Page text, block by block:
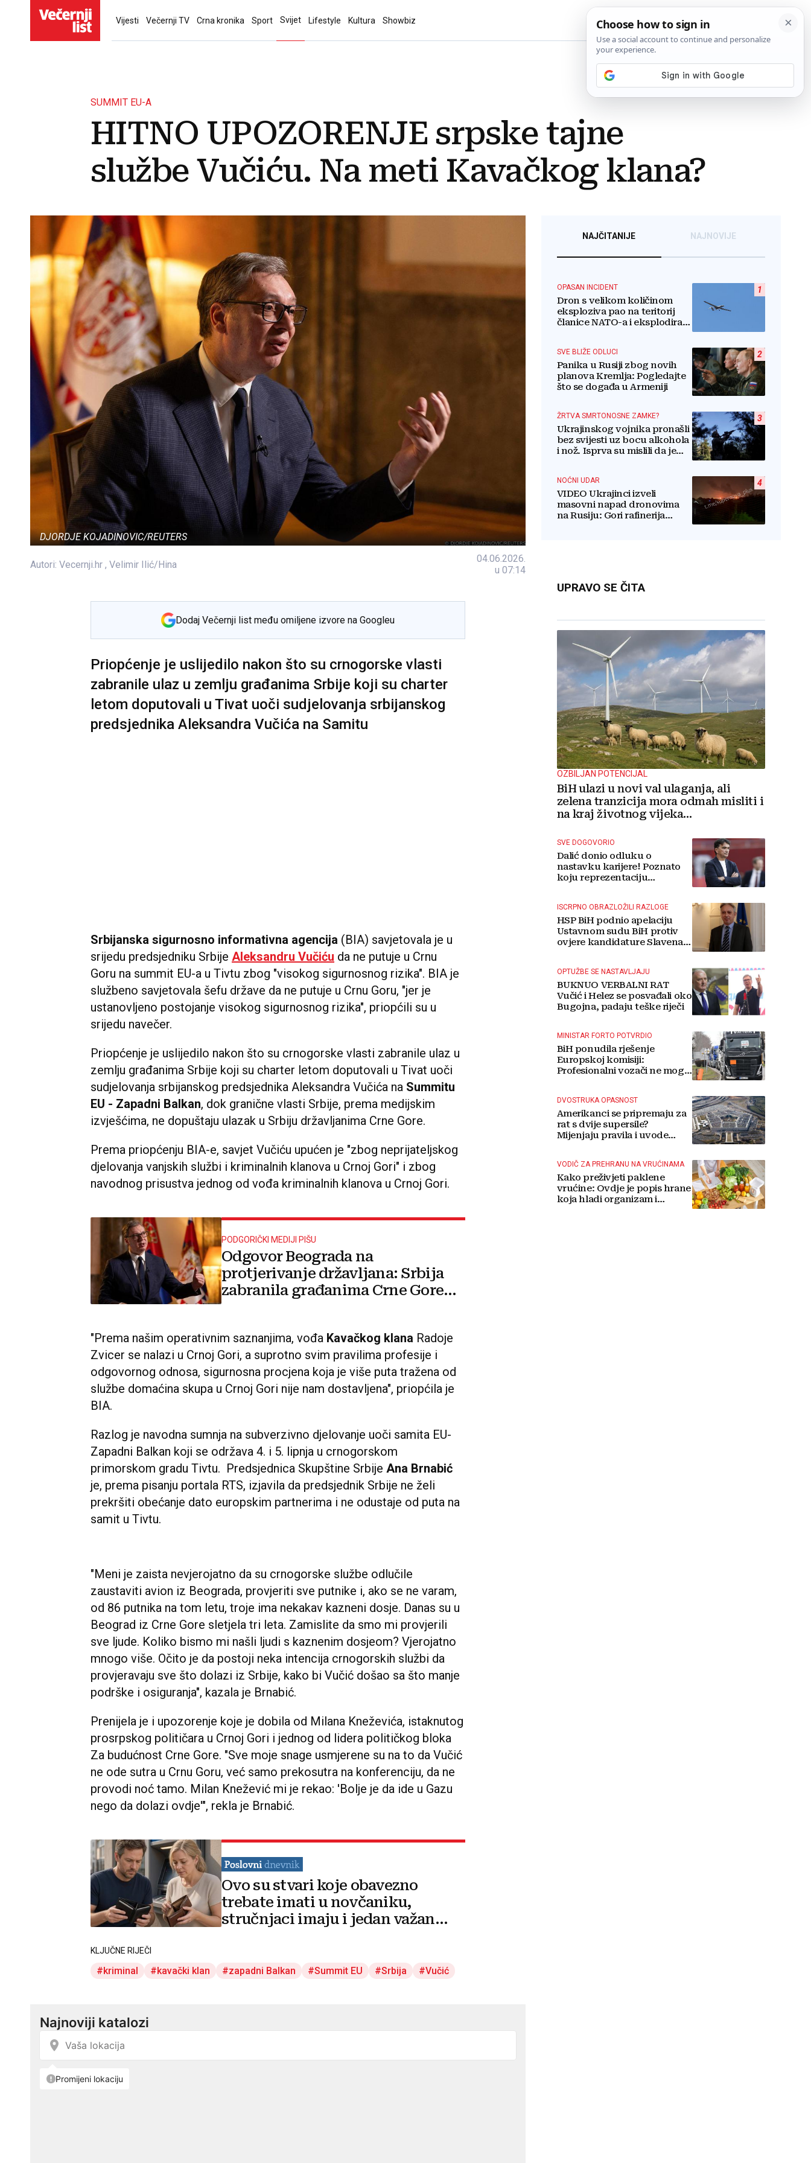
Vijesti Večernji TV Crna kronika Sport Svijet Lifestyle Kultura Showbiz
SUMMIT EU-A
HITNO UPOZORENJE srpske tajne
službe Vučiću. Na meti Kavačkog klana?
DJORDJE KOJADINOVIC/REUTERS
Autori: Vecernji.hr , Velimir Ilić/Hina
04.06.2026.
u 07:14
Dodaj Večernji list među omiljene izvore na Googleu
Priopćenje je uslijedilo nakon što su crnogorske vlasti
zabranile ulaz u zemlju građanima Srbije koji su charter
letom doputovali u Tivat uoči sudjelovanja srbijanskog
predsjednika Aleksandra Vučića na Samitu
Srbijanska sigurnosno informativna agencija (BIA) savjetovala je u
srijedu predsjedniku Srbije Aleksandru Vučiću da ne putuje u Crnu
Goru na summit EU-a u Tivtu zbog "visokog sigurnosnog rizika". BIA je
službeno savjetovala šefu države da ne putuje u Crnu Goru, "jer je
ustanovljeno postojanje visokog sigurnosnog rizika", priopćili su u
srijedu navečer.
Priopćenje je uslijedilo nakon što su crnogorske vlasti zabranile ulaz u
zemlju građanima Srbije koji su charter letom doputovali u Tivat uoči
sudjelovanja srbijanskog predsjednika Aleksandra Vučića na Summitu
EU - Zapadni Balkan, dok granične vlasti Srbije, prema medijskim
izvješćima, ne dopuštaju ulazak u Srbiju državljanima Crne Gore.
Prema priopćenju BIA-e, savjet Vučiću upućen je "zbog neprijateljskog
djelovanja vanjskih službi i kriminalnih klanova u Crnoj Gori" i zbog
navodnog prisustva jednog od vođa kriminalnih klanova u Crnoj Gori.
PODGORIČKI MEDIJI PIŠU
Odgovor Beograda na
protjerivanje državljana: Srbija
zabranila građanima Crne Gore
"Prema našim operativnim saznanjima, vođa Kavačkog klana Radoje
Zvicer se nalazi u Crnoj Gori, a suprotno svim pravilima profesije i
odgovornog odnosa, sigurnosna procjena koja je više puta tražena od
službe domaćina skupa u Crnoj Gori nije nam dostavljena", priopćila je
BIA.
Razlog je navodna sumnja na subverzivno djelovanje uoči samita EU-
Zapadni Balkan koji se održava 4. i 5. lipnja u crnogorskom
primorskom gradu Tivtu. Predsjednica Skupštine Srbije Ana Brnabić
je, prema pisanju portala RTS, izjavila da predsjednik Srbije ne želi
prekršiti obećanje dato europskim partnerima i ne odustaje od puta na
samit u Tivtu.
"Meni je zaista nevjerojatno da su crnogorske službe odlučile
zaustaviti avion iz Beograda, provjeriti sve putnike i, ako se ne varam,
od 86 putnika na tom letu, troje ima nekakav kazneni dosje. Danas su u
Beograd iz Crne Gore sletjela tri leta. Zamislite da smo mi provjerili
sve ljude. Koliko bismo mi našli ljudi s kaznenim dosjeom? Vjerojatno
mnogo više. Očito je da postoji neka intencija crnogorskih službi da
provjeravaju sve što dolazi iz Srbije, kako bi Vučić došao sa što manje
podrške i osiguranja", kazala je Brnabić.
Prenijela je i upozorenje koje je dobila od Milana Kneževića, istaknutog
prosrpskog političara u Crnoj Gori i jednog od lidera političkog bloka
Za budućnost Crne Gore. "Sve moje snage usmjerene su na to da Vučić
ne ode sutra u Crnu Goru, već samo prekosutra na konferenciju, da ne
provodi noć tamo. Milan Knežević mi je rekao: 'Bolje je da ide u Gazu
nego da dolazi ovdje'", rekla je Brnabić.
Ovo su stvari koje obavezno
trebate imati u novčaniku,
stručnjaci imaju i jedan važan
KLJUČNE RIJEČI
kriminal kavački klan zapadni Balkan Summit EU Srbija Vučić
NAJČITANIJE NAJNOVIJE
1
OPASAN INCIDENT
Dron s velikom količinom
eksploziva pao na teritorij
članice NATO-a i eksplodirao
2
SVE BLIŽE ODLUCI
Panika u Rusiji zbog novih
planova Kremlja: Pogledajte
što se događa u Armeniji
3
ŽRTVA SMRTONOSNE ZAMKE?
Ukrajinskog vojnika pronašli
bez svijesti uz bocu alkohola
i nož. Isprva su mislili da je
4
NOĆNI UDAR
VIDEO Ukrajinci izveli
masovni napad dronovima
na Rusiju: Gori rafinerija
UPRAVO SE ČITA
OZBILJAN POTENCIJAL
BiH ulazi u novi val ulaganja, ali
zelena tranzicija mora odmah misliti i
na kraj životnog vijeka
SVE DOGOVORIO
Dalić donio odluku o
nastavku karijere! Poznato
koju reprezentaciju
ISCRPNO OBRAZLOŽILI RAZLOGE
HSP BiH podnio apelaciju
Ustavnom sudu BiH protiv
ovjere kandidature Slavena
OPTUŽBE SE NASTAVLJAJU
BUKNUO VERBALNI RAT
Vučić i Helez se posvađali oko
Bugojna, padaju teške riječi
MINISTAR FORTO POTVRDIO
BiH ponudila rješenje
Europskoj komisiji:
Profesionalni vozači ne mogu
DVOSTRUKA OPASNOST
Amerikanci se pripremaju za
rat s dvije supersile?
Mijenjaju pravila i uvode
VODIČ ZA PREHRANU NA VRUĆINAMA
Kako preživjeti paklene
vrućine: Ovdje je popis hrane
koja hladi organizam i